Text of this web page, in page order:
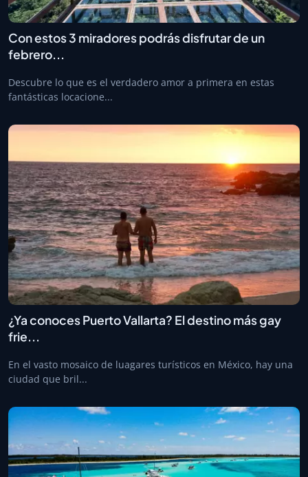
Con estos 3 miradores podrás disfrutar de un
febrero...
Descubre lo que es el verdadero amor a primera en estas
fantásticas locacione...
¿Ya conoces Puerto Vallarta? El destino más gay
frie...
En el vasto mosaico de luagares turísticos en México, hay una
ciudad que bril...